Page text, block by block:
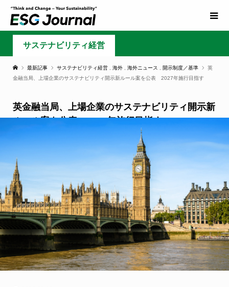
サステナビリティ経営
最新記事 サステナビリティ経営 海外 海外ニュース 開示制度／基準
英
金融当局、上場企業のサステナビリティ開示新ルール案を公表 2027年施行目指す
英金融当局、上場企業のサステナビリティ開示新
ルール案を公表 2027年施行目指す